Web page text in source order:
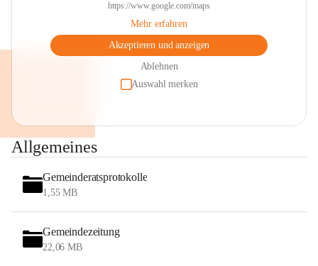
https://www.google.com/maps
Mehr erfahren
Akzeptieren und anzeigen
Ablehnen
Auswahl merken
Allgemeines
Gemeinderatsprotokolle
1,55 MB
Gemeindezeitung
22,06 MB